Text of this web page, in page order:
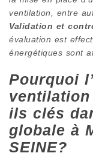
ventilation, entre
Validation et
évaluation est
énergétiques sont
Pourquoi
ils clés
globale à
SEINE?